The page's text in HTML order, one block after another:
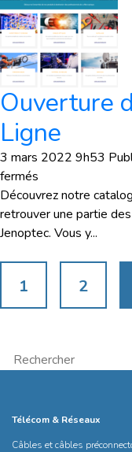
Ouverture
Ligne
3 mars 2022 9h53
fermés
Ouverture
du
Catalogue
Découvrez notre
retrouver une partie
Jenoptec. Vous y...
1 2
Télécom & Réseaux
Câbles et câbles